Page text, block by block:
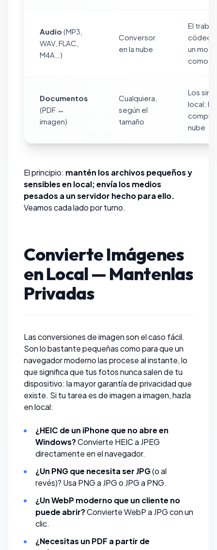
Audio (MP3,
WAV, FLAC,
M4A…)
Conversor
en la nube
El
códec
un
como
Documentos
(PDF ↔
imagen)
Cualquiera,
según el
tamaño
Los
local;
nube
El principio: mantén los archivos pequeños y
sensibles en local; envía los medios
pesados a un servidor hecho para ello.
Veamos cada lado por turno.
Convierte Imágenes
en Local — Mantenlas
Privadas
Las conversiones de imagen son el caso fácil.
Son lo bastante pequeñas como para que un
navegador moderno las procese al instante, lo
que significa que tus fotos nunca salen de tu
dispositivo: la mayor garantía de privacidad que
existe. Si tu tarea es de imagen a imagen, hazla
en local:
¿HEIC de un iPhone que no abre en
Windows?Convierte HEIC a JPEG
directamente en el navegador.
¿Un PNG que necesita ser JPG(o al
revés)? Usa PNG a JPGo JPG a PNG.
¿Un WebP moderno que un cliente no
puede abrir?Convierte WebP a JPGcon un
clic.
¿Necesitas un PDF a partir de